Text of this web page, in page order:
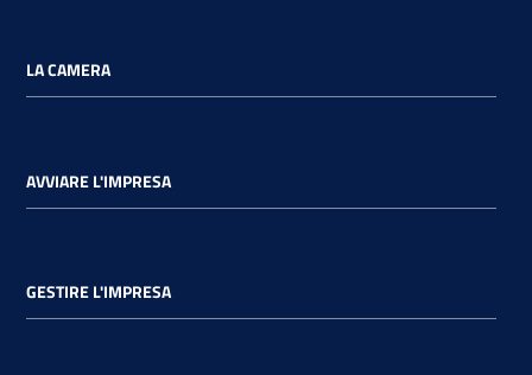
LA CAMERA
AVVIARE L'IMPRESA
GESTIRE L'IMPRESA